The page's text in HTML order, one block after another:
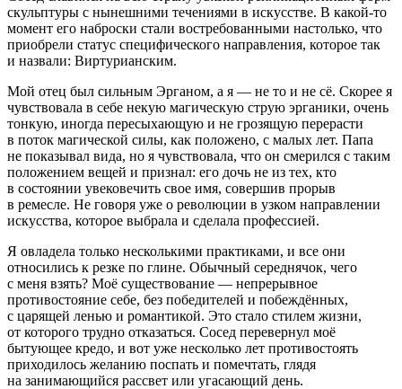
скульптуры с нынешними течениями в искусстве. В какой-то
момент его наброски стали востребованными настолько, что
приобрели статус специфического направления, которое так
и назвали: Виртурианским.
Мой отец был сильным Эрганом, а я — не то и не сё. Скорее я
чувствовала в себе некую магическую струю эрганики, очень
тонкую, иногда пересыхающую и не грозящую перерасти
в поток магической силы, как положено, с малых лет. Папа
не показывал вида, но я чувствовала, что он смерился с таким
положением вещей и признал: его дочь не из тех, кто
в состоянии увековечить свое имя, совершив прорыв
в ремесле. Не говоря уже о революции в узком направлении
искусства, которое выбрала и сделала профессией.
Я овладела только несколькими практиками, и все они
относились к резке по глине. Обычный середнячок, чего
с меня взять? Моё существование — непрерывное
противостояние себе, без победителей и побеждённых,
с царящей ленью и романтикой. Это стало стилем жизни,
от которого трудно отказаться. Сосед перевернул моё
бытующее кредо, и вот уже несколько лет противостоять
приходилось желанию поспать и помечтать, глядя
на занимающийся рассвет или угасающий день.